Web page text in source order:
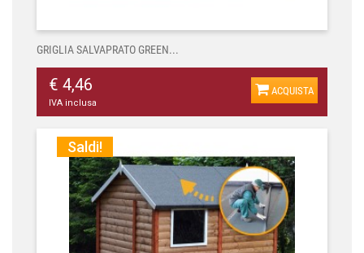
GRIGLIA SALVAPRATO GREEN...
€ 4,46
IVA inclusa
ACQUISTA
Saldi!